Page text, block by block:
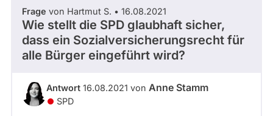
Frage von Hartmut S. • 16.08.2021
Wie stellt die SPD glaubhaft sicher,
dass ein Sozialversicherungsrecht für
alle Bürger eingeführt wird?
Antwort 16.08.2021 von Anne Stamm
SPD